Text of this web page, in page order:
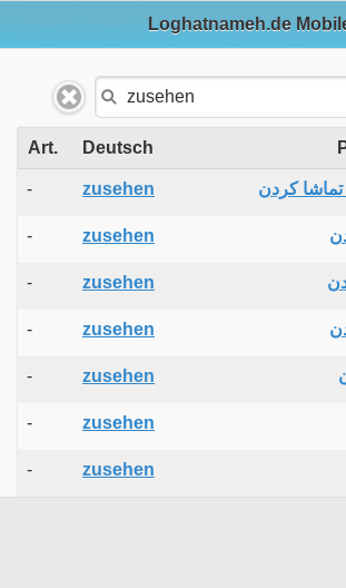
Loghatnameh.de
Art. Deutsch
- zusehen تماشا کردن
- zusehen
- zusehen
- zusehen
- zusehen
- zusehen
- zusehen